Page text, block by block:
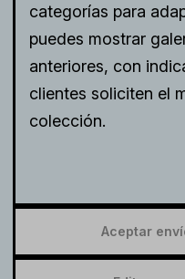
categorías para
puedes mostrar
anteriores, con
clientes soliciten el
colección.
Aceptar